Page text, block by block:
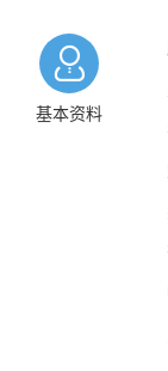
基本资料